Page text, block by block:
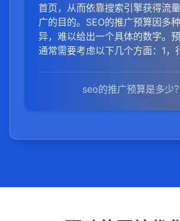
首页，从而依靠搜索引擎获得流
广的目的。SEO的推广预算因多
异，难以给出一个具体的数字。
通常需要考虑以下几个方面：1，
健和技术等竞争激烈的行业，通常
的SEO预算。2，目标关键词数
成本。优化大量或高难度的关键
seo的推广预算是多少？